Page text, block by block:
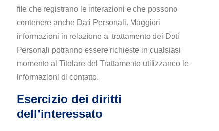
file che registrano le interazioni e che possono
contenere anche Dati Personali. Maggiori
informazioni in relazione al trattamento dei Dati
Personali potranno essere richieste in qualsiasi
momento al Titolare del Trattamento utilizzando le
informazioni di contatto.
Esercizio dei diritti
dell’interessato